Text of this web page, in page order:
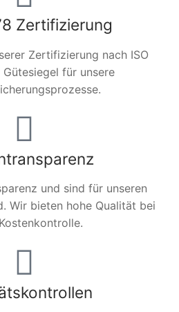
Zertifizierung
Zertifizierung nach ISO
für unsere
und sind für unseren
Wir bieten hohe Qualität bei